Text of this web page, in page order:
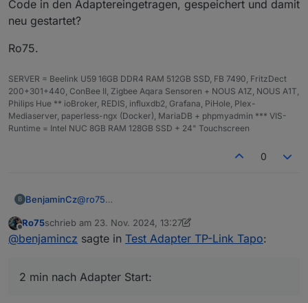
Danke und Gruß
2024-11-23 13:05:36.615 info Wait for connections for
non camera devices
tapo.0
2024-11-23 13:05:36.614 warn Login failed using
cached device list
2024-11-23 13:05:36.416 info Found MFA Process
2024-11-23 13:05:36.136 info Login tp TAPO App
Code in den Adaptereingetragen, gespeichert und damit
neu gestartet?
Ro75.
SERVER = Beelink U59 16GB DDR4 RAM 512GB SSD, FB 7490, FritzDect
200+301+440, ConBee II, Zigbee Aqara Sensoren + NOUS A1Z, NOUS A1T,
Philips Hue ** ioBroker, REDIS, influxdb2, Grafana, PiHole, Plex-
Mediaserver, paperless-ngx (Docker), MariaDB + phpmyadmin *** VIS-
Runtime = Intel NUC 8GB RAM 128GB SSD + 24" Touchscreen
0
B BenjaminCz@ro75
Habe auch einen lxc erstellt mit IOBRoker zum
testen ohne schnick schnack geht auch nicht.
2 min nach Adapter Start:
Offline
Ro75schrieb am 23. Nov. 2024, 13:27
zuletzt editiert von Ro75
@benjamincz sagte in Test Adapter TP-Link Tapo:
2 min nach Adapter Start: